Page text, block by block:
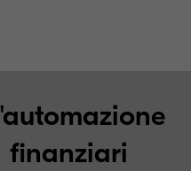
finanziari